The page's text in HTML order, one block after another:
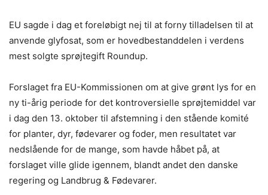
EU sagde i dag et foreløbigt nej til at forny tilladelsen til at
anvende glyfosat, som er hovedbestanddelen i verdens
mest solgte sprøjtegift Roundup.
Forslaget fra EU-Kommissionen om at give grønt lys for en
ny ti-årig periode for det kontroversielle sprøjtemiddel var
i dag den 13. oktober til afstemning i den stående komité
for planter, dyr, fødevarer og foder, men resultatet var
nedslående for de mange, som havde håbet på, at
forslaget ville glide igennem, blandt andet den danske
regering og Landbrug & Fødevarer.